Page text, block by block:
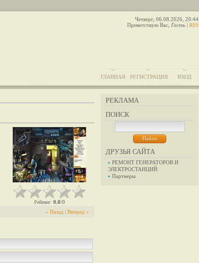
Четверг, 06.08.2026, 20:44
Приветствую Вас Гость | RSS
ГЛАВНАЯ РЕГИСТРАЦИЯ ВХОД
РЕКЛАМА
ПОИСК
ДРУЗЬЯ САЙТА
РЕМОНТ ГЕНЕРАТОРОВ И
ЭЛЕКТРОСТАНЦИЙ
Партнеры
Рейтинг: 0.0/0
« Назад | Вперед »